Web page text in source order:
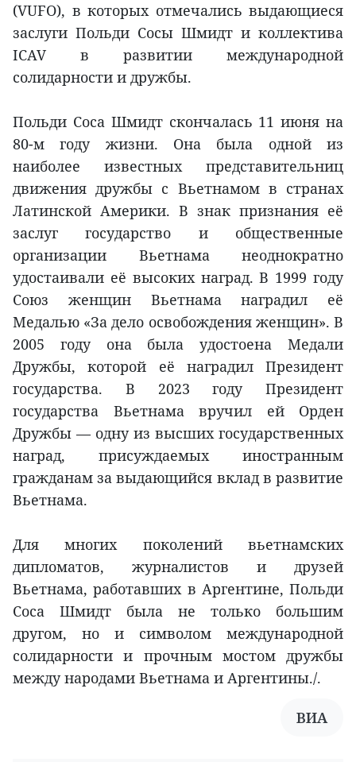
(VUFO), в которых отмечались выдающиеся
заслуги Польди Сосы Шмидт и коллектива
ICAV в развитии международной
солидарности и дружбы.
Польди Соса Шмидт скончалась 11 июня на
80-м году жизни. Она была одной из
наиболее известных представительниц
движения дружбы с Вьетнамом в странах
Латинской Америки. В знак признания её
заслуг государство и общественные
организации Вьетнама неоднократно
удостаивали её высоких наград. В 1999 году
Союз женщин Вьетнама наградил её
Медалью «За дело освобождения женщин». В
2005 году она была удостоена Медали
Дружбы, которой её наградил Президент
государства. В 2023 году Президент
государства Вьетнама вручил ей Орден
Дружбы — одну из высших государственных
наград, присуждаемых иностранным
гражданам за выдающийся вклад в развитие
Вьетнама.
Для многих поколений вьетнамских
дипломатов, журналистов и друзей
Вьетнама, работавших в Аргентине, Польди
Соса Шмидт была не только большим
другом, но и символом международной
солидарности и прочным мостом дружбы
между народами Вьетнама и Аргентины./.
ВИА